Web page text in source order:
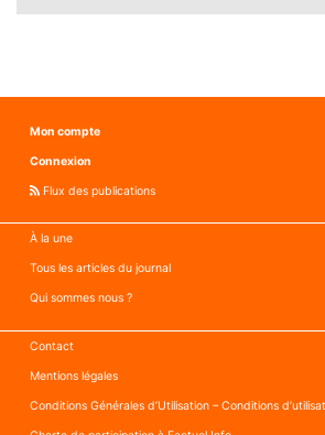
Mon compte
Connexion
Flux des publications
À la une
Tous les articles du journal
Qui sommes nous ?
Contact
Mentions légales
Conditions Générales d’Utilisation – Conditions